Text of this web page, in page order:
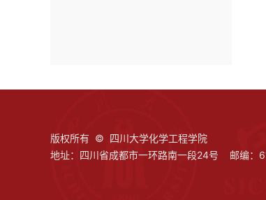
版权所有 © 四川大学化学工程学院
地址：四川省成都市一环路南一段24号 邮编